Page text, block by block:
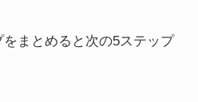
まとめると次の5ステップ